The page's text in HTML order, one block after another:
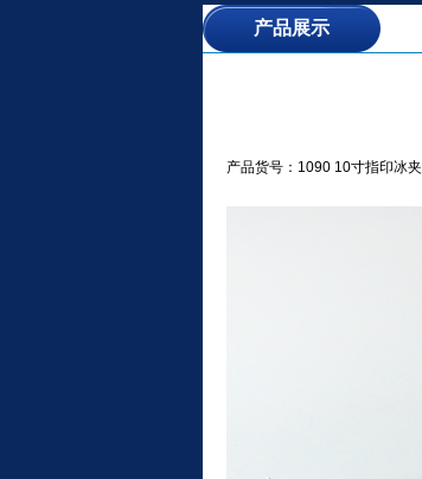
产品展示
产品货号：1090 10寸指印冰夹